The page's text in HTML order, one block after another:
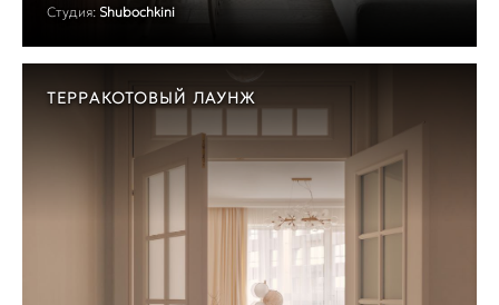
Студия: Shubochkini
ТЕРРАКОТОВЫЙ ЛАУНЖ